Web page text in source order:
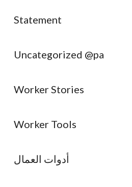
Statement
Uncategorized @pa
Worker Stories
Worker Tools
أدوات العمال